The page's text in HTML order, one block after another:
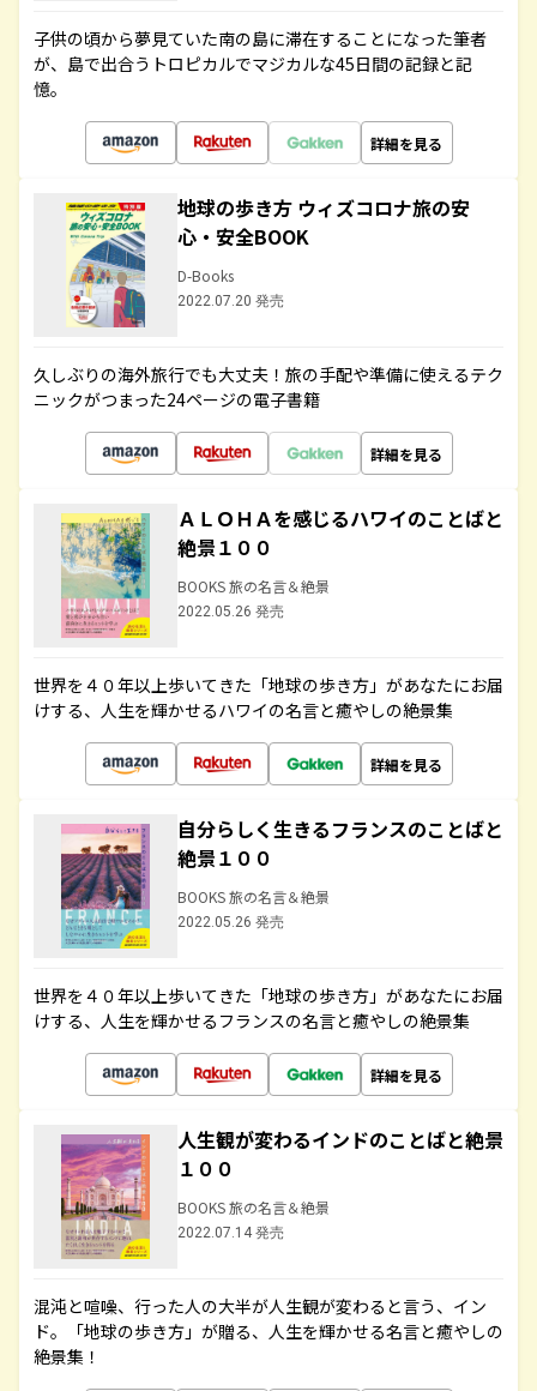
子供の頃から夢見ていた南の島に滞在することになった筆者
が、島で出合うトロピカルでマジカルな45日間の記録と記
憶。
詳細を見る
地球の歩き方 ウィズコロナ旅の安
心・安全BOOK
D-Books
2022.07.20 発売
久しぶりの海外旅行でも大丈夫！旅の手配や準備に使えるテク
ニックがつまった24ページの電子書籍
詳細を見る
ＡＬＯＨＡを感じるハワイのことばと
絶景１００
BOOKS 旅の名言＆絶景
2022.05.26 発売
世界を４０年以上歩いてきた「地球の歩き方」があなたにお届
けする、人生を輝かせるハワイの名言と癒やしの絶景集
詳細を見る
自分らしく生きるフランスのことばと
絶景１００
BOOKS 旅の名言＆絶景
2022.05.26 発売
世界を４０年以上歩いてきた「地球の歩き方」があなたにお届
けする、人生を輝かせるフランスの名言と癒やしの絶景集
詳細を見る
人生観が変わるインドのことばと絶景
１００
BOOKS 旅の名言＆絶景
2022.07.14 発売
混沌と喧噪、行った人の大半が人生観が変わると言う、イン
ド。「地球の歩き方」が贈る、人生を輝かせる名言と癒やしの
絶景集！